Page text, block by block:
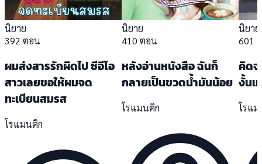
นิยาย
392 ตอน
ผมส่งสารรักผิดไป ซีอีโอ
สาวเลยขอให้ผมจด
ทะเบียนสมรส
โรแมนติก
นิยาย
410 ตอน
หลังอ่านหนังสือ ฉันก็
กลายเป็นขวดน้ำมันน้อย
โรแมนติก
นิยาย
601
คิดจ
งั้นเ
โรแ